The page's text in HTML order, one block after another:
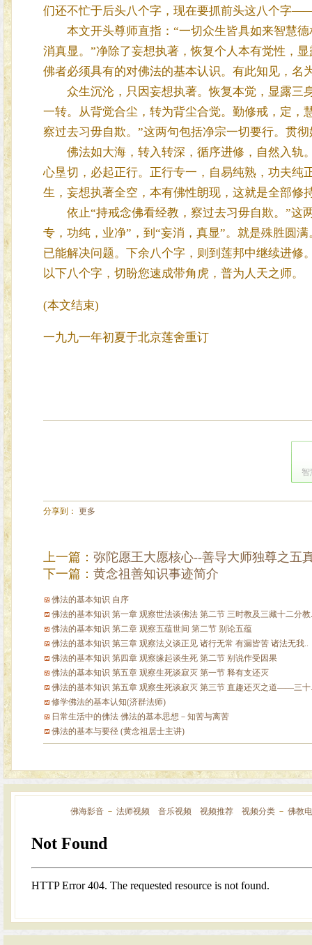
们还不忙于后头八个字，现在要抓前头这八个字
本文开头尊师直指：“一切众生皆具如来智慧德
消真显。”净除了妄想执著，恢复个人本有觉性，
佛者必须具有的对佛法的基本认识。有此知见，名
众生沉沦，只因妄想执著。恢复本觉，显露三
一转。从背觉合尘，转为背尘合觉。勤修戒，定，
察过去习毋自欺。”这两句包括净宗一切要行。贯
佛法如大海，转入转深，循序进修，自然入轨
心垦切，必起正行。正行专一，自易纯熟，功夫纯
生，妄想执著全空，本有佛性朗现，这就是全部修
依止“持戒念佛看经教，察过去习毋自欺。”这
专，功纯，业净”，到“妄消，真显”。就是殊胜圆
已能解决问题。下余八个字，则到莲邦中继续进
以下八个字，切盼您速成带角虎，普为人天之师。
(本文结束)
一九九一年初夏于北京莲舍重订
智
分享到： 更多
上一篇： 弥陀愿王大愿核心--善导大师独尊之五
下一篇： 黄念祖善知识事迹简介
佛法的基本知识 自序
佛法的基本知识 第一章 观察世法谈佛法 第二节 三时教及三藏十二分教
佛法的基本知识 第二章 观察五蕴世间 第二节 别论五蕴
佛法的基本知识 第三章 观察法义谈正见 诸行无常 有漏皆苦 诸法无我..
佛法的基本知识 第四章 观察缘起谈生死 第二节 别说作受因果
佛法的基本知识 第五章 观察生死谈寂灭 第一节 释有支还灭
佛法的基本知识 第五章 观察生死谈寂灭 第三节 直趣还灭之道——三十
修学佛法的基本认知(济群法师)
日常生活中的佛法 佛法的基本思想－知苦与离苦
佛法的基本与要径 (黄念祖居士主讲)
佛海影音 － 法师视频 音乐视频 视频推荐 视频分类 － 佛教